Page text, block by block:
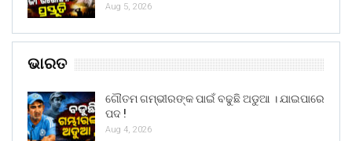
Aug 5, 2026
ଭାରତ
ଗୌତମ ଗମ୍ଭୀରଙ୍କ ପାଇଁ ବଢୁଛି ଅଡୁଆ । ଯାଇପାରେ
ପଦ !
Aug 4, 2026